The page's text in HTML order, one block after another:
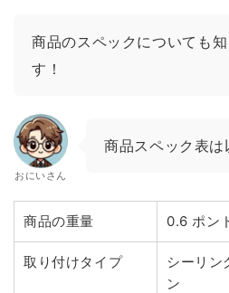
商品のスペックについても
す！
おにいさん
商品スペック表は
商品の重量 0.6 ポン
取り付けタイプ
シーリン
ン